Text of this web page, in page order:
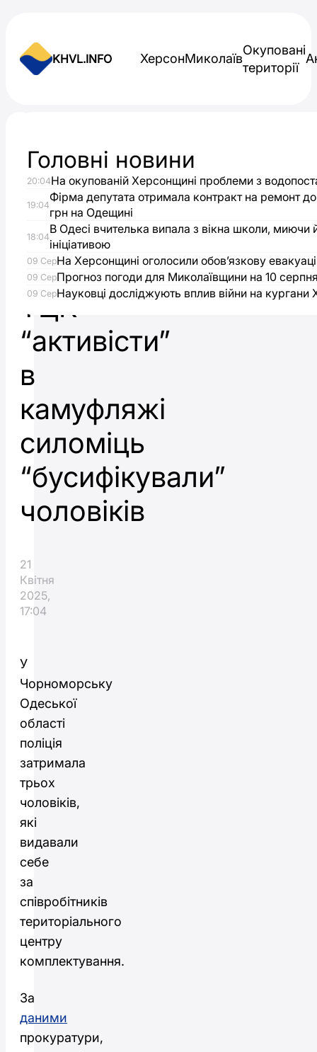
KHVL.INFO ХерсонМиколаїв
Окуповані
території
У
Чорноморську
затримали
псевдо-
ТЦК:
“активісти”
в
камуфляжі
силоміць
“бусифікували”
чоловіків
21
Квітня
2025,
17:04
У
Чорноморську
Одеської
області
поліція
затримала
трьох
чоловіків,
які
видавали
себе
за
співробітників
територіального
центру
комплектування.
За
даними
прокуратури,
Головні новини
20:04На окупованій Херсонщині проблеми з
19:04
Фірма депутата отримала контракт на ремонт
грн на Одещині
18:04
В Одесі вчителька випала з вікна школи, миючи
ініціативою
09 СерНа Херсонщині оголосили обов’язкову
09 СерПрогноз погоди для Миколаївщини на 10
09 СерНауковці досліджують вплив війни на